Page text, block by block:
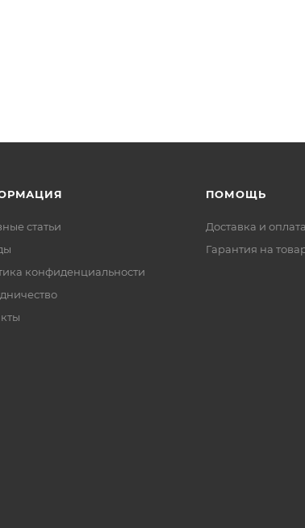
статьи
конфиденциальности
ПОМОЩЬ
Доставка и оплата
Гарантия на